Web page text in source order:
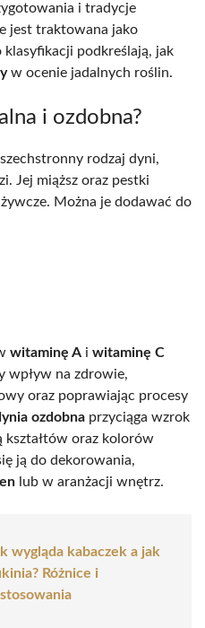
i tradycje
jest traktowana jako
podkreślają, jak
w ocenie jadalnych roślin.
i ozdobna?
rodzaj dyni,
Jej miąższ oraz pestki
Można je dodawać do
witaminę A i witaminę C
wpływ na zdrowie,
oraz poprawiając procesy
ozdobna przyciąga wzrok
kształtów oraz kolorów
ją do dekorowania,
lub w aranżacji wnętrz.
wygląda kabaczek a jak
Różnice i